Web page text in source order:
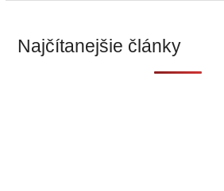
Najčítanejšie články